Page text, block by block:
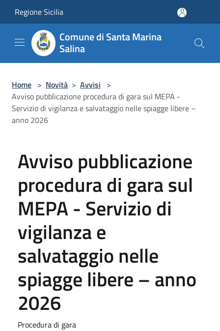
Regione Sicilia
Comune di Santa Marina
Salina
Home > Novità > Avvisi >
Avviso pubblicazione procedura di gara sul MEPA -
Servizio di vigilanza e salvataggio nelle spiagge libere –
anno 2026
Avviso pubblicazione
procedura di gara sul
MEPA - Servizio di
vigilanza e
salvataggio nelle
spiagge libere – anno
2026
Procedura di gara